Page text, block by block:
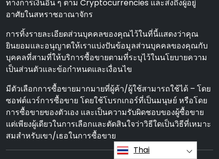
ทางการเงินอื่น ๆ ตาม Cryptocurrencies และส่งถึงผู้อยู่
อาศัยในสหราชอาณาจักร
การทิ้งรายละเอียดส่วนบุคคลของคุณไว้ในที่นี้แสดงว่าคุณ
ยินยอมและอนุญาตให้เราแบ่งปันข้อมูลส่วนบุคคลของคุณกับ
บุคคลที่สามที่ให้บริการซื้อขายตามที่ระบุไว้ในนโยบายความ
เป็นส่วนตัวและข้อกําหนดและเงื่อนไข
มีตัวเลือกการซื้อขายมากมายที่ผู้ค้า/ผู้ใช้สามารถใช้ได้ – โดย
ซอฟต์แวร์การซื้อขาย โดยใช้โบรกเกอร์ที่เป็นมนุษย์ หรือโดย
การซื้อขายของตัวเอง และเป็นความรับผิดชอบของผู้ซื้อขาย
แต่เพียงผู้เดียวในการเลือกและตัดสินใจว่าวิธีใดเป็นวิธีที่เหมาะ
สมสําหรับเขา/เธอในการซื้อขาย
Thai